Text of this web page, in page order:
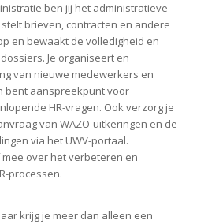
ben jij het administratieve
stelt brieven, contracten en andere
en bewaakt de volledigheid en
Je organiseert en
van nieuwe medewerkers en
bent aanspreekpunt voor
HR-vragen. Ook verzorg je
van WAZO-uitkeringen en de
via het UWV-portaal.
over het verbeteren en
processen.
krijg je meer dan alleen een